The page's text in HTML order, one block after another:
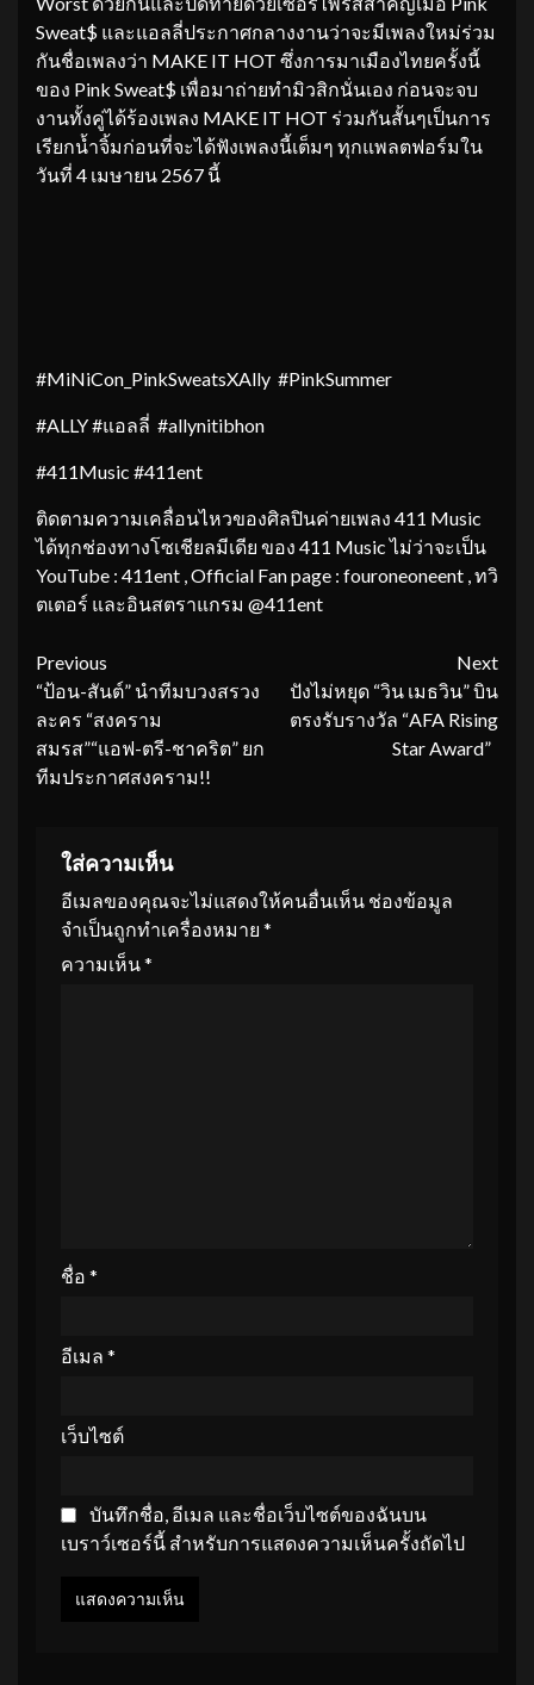
Sweat$ และแอลลี่ประกาศกลางงานว่าจะมีเพลงใหม่ร่วม
กันชื่อเพลงว่า MAKE IT HOT ซึ่งการมาเมืองไทยครั้งนี้
ของ Pink Sweat$ เพื่อมาถ่ายทำมิวสิกนั่นเอง ก่อนจะจบ
งานทั้งคู่ได้ร้องเพลง MAKE IT HOT ร่วมกันสั้นๆเป็นการ
เรียกน้ำจิ้มก่อนที่จะได้ฟังเพลงนี้เต็มๆ ทุกแพลตฟอร์มใน
วันที่ 4 เมษายน 2567 นี้
#MiNiCon_PinkSweatsXAlly #PinkSummer
#ALLY #แอลลี่ #allynitibhon
#411Music #411ent
ติดตามความเคลื่อนไหวของศิลปินค่ายเพลง 411 Music
ได้ทุกช่องทางโซเชียลมีเดีย ของ 411 Music ไม่ว่าจะเป็น
YouTube : 411ent , Official Fan page : fouroneoneent , ทวิ
ตเตอร์ และอินสตราแกรม @411ent
Continue
Reading
Previous
“ป้อน-สันต์” นำทีมบวงสรวง
ละคร “สงคราม
สมรส”“แอฟ-ตรี-ชาคริต” ยก
ทีมประกาศสงคราม!!
Next
ปังไม่หยุด “วิน เมธวิน” บิน
ตรงรับรางวัล “AFA Rising
Star Award”
ใส่ความเห็น
อีเมลของคุณจะไม่แสดงให้คนอื่นเห็น ช่องข้อมูล
จำเป็นถูกทำเครื่องหมาย *
ความเห็น*
ชื่อ *
อีเมล *
เว็บไซต์
บันทึกชื่อ, อีเมล และชื่อเว็บไซต์ของฉันบน
เบราว์เซอร์นี้ สำหรับการแสดงความเห็นครั้งถัดไป